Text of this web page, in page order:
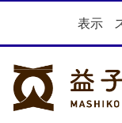
表示